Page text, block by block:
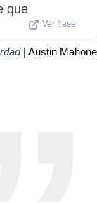
que
Ver frase
| Austin Mahone